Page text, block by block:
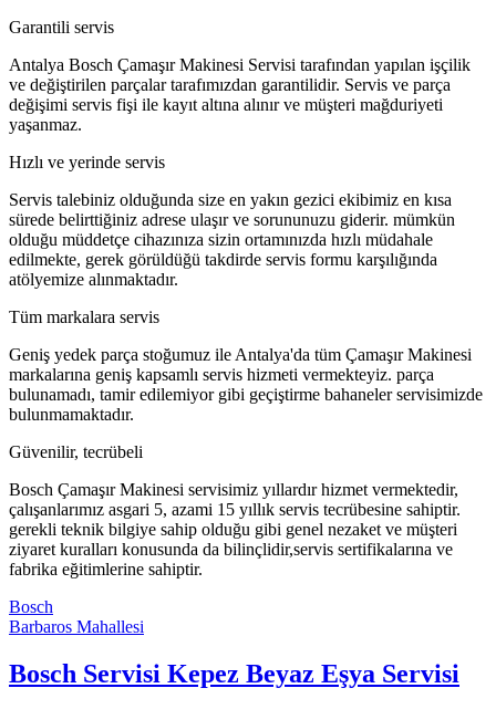
Garantili servis
Antalya Bosch Çamaşır Makinesi Servisi tarafından yapılan işçilik
ve değiştirilen parçalar tarafımızdan garantilidir. Servis ve parça
değişimi servis fişi ile kayıt altına alınır ve müşteri mağduriyeti
yaşanmaz.
Hızlı ve yerinde servis
Servis talebiniz olduğunda size en yakın gezici ekibimiz en kısa
sürede belirttiğiniz adrese ulaşır ve sorununuzu giderir. mümkün
olduğu müddetçe cihazınıza sizin ortamınızda hızlı müdahale
edilmekte, gerek görüldüğü takdirde servis formu karşılığında
atölyemize alınmaktadır.
Tüm markalara servis
Geniş yedek parça stoğumuz ile Antalya'da tüm Çamaşır Makinesi
markalarına geniş kapsamlı servis hizmeti vermekteyiz. parça
bulunamadı, tamir edilemiyor gibi geçiştirme bahaneler servisimizde
bulunmamaktadır.
Güvenilir, tecrübeli
Bosch Çamaşır Makinesi servisimiz yıllardır hizmet vermektedir,
çalışanlarımız asgari 5, azami 15 yıllık servis tecrübesine sahiptir.
gerekli teknik bilgiye sahip olduğu gibi genel nezaket ve müşteri
ziyaret kuralları konusunda da bilinçlidir,servis sertifikalarına ve
fabrika eğitimlerine sahiptir.
Bosch
Barbaros Mahallesi
Bosch Servisi Kepez Beyaz Eşya Servisi